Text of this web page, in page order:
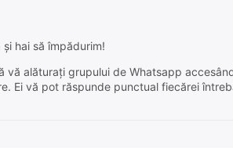
hai să împădurim!
vă alăturați grupului de Whatsapp
Ei vă pot răspunde punctual fiecărei